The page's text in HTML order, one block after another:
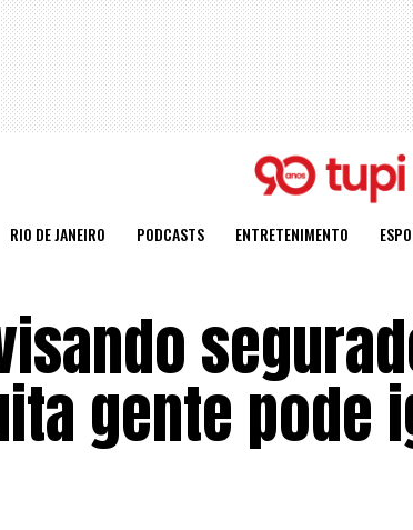
RIO DE JANEIRO PODCASTS ENTRETENIMENTO
gente pode